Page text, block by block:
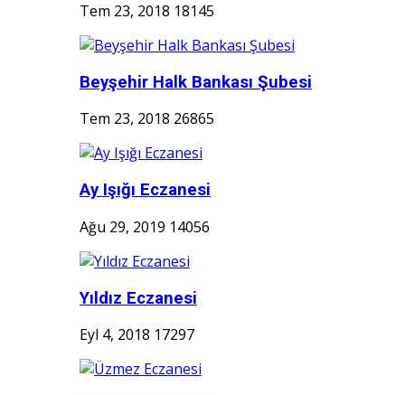
Tem 23, 2018 18145
Beyşehir Halk Bankası Şubesi
Tem 23, 2018 26865
Ay Işığı Eczanesi
Ağu 29, 2019 14056
Yıldız Eczanesi
Eyl 4, 2018 17297